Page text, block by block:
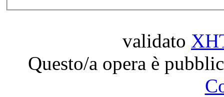
validato
Questo/a opera è